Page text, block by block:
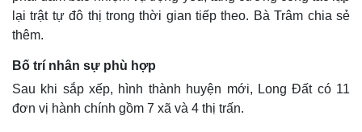
lại trật tự đô thị trong thời gian tiếp theo. Bà Trâm chia sẻ
thêm.
Bố trí nhân sự phù hợp
Sau khi sắp xếp, hình thành huyện mới, Long Đất có 11
đơn vị hành chính gồm 7 xã và 4 thị trấn.